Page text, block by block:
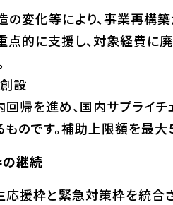
変化等により、事業再構
点的に支援し、対象経費
設
帰を進め、国内サプライ
ものです。補助上限額を最
継続
応援枠と緊急対策枠を統合